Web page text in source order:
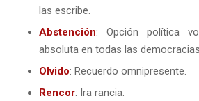
las escribe.
Abstención: Opción política
absoluta en todas las
Olvido: Recuerdo omnipresente.
Rencor: Ira rancia.